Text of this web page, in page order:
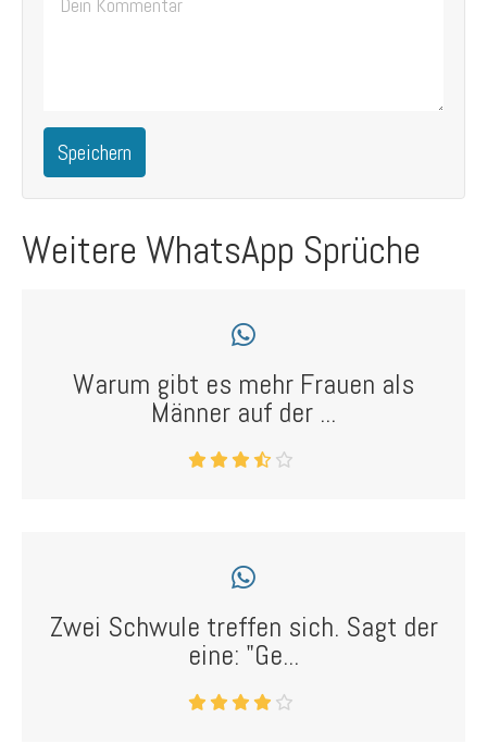
Speichern
Weitere WhatsApp Sprüche
Warum gibt es mehr Frauen als
Männer auf der ...
Zwei Schwule treffen sich. Sagt der
eine: "Ge...